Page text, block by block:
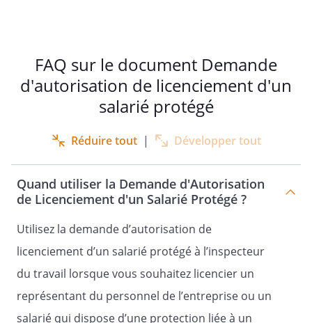
FAQ sur le document Demande
d'autorisation de licenciement d'un
salarié protégé
Réduire tout | Développer tout
Quand utiliser la Demande d'Autorisation
de Licenciement d'un Salarié Protégé ?
Utilisez la demande d’autorisation de
licenciement d’un salarié protégé à l’inspecteur
du travail lorsque vous souhaitez licencier un
représentant du personnel de l’entreprise ou un
salarié qui dispose d’une protection liée à un